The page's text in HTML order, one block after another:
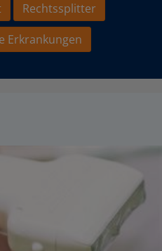
Rechtssplitter
Erkrankungen